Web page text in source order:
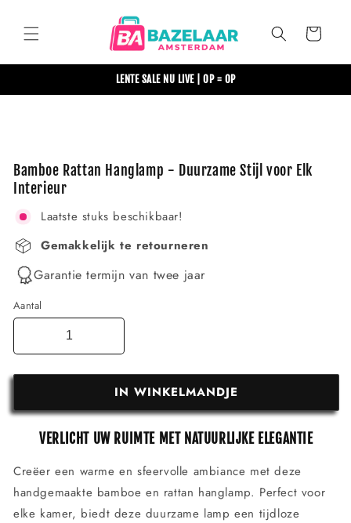
content
Winkelwagen
LENTE SALE NU LIVE | OP = OP
Bamboe Rattan Hanglamp - Duurzame Stijl voor Elk
Interieur
Laatste stuks beschikbaar!
Gemakkelijk te retourneren
Garantie termijn van twee jaar
Aantal
IN WINKELMANDJE
VERLICHT UW RUIMTE MET NATUURLIJKE ELEGANTIE
Creëer een warme en sfeervolle ambiance met deze
handgemaakte bamboe en rattan hanglamp. Perfect voor
elke kamer, biedt deze duurzame lamp een tijdloze